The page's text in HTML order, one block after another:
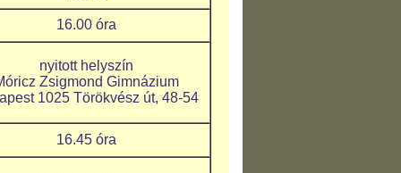
16.00 óra
nyitott helyszín
Zsigmond Gimnázium
1025 Törökvész út, 48-54
16.45 óra